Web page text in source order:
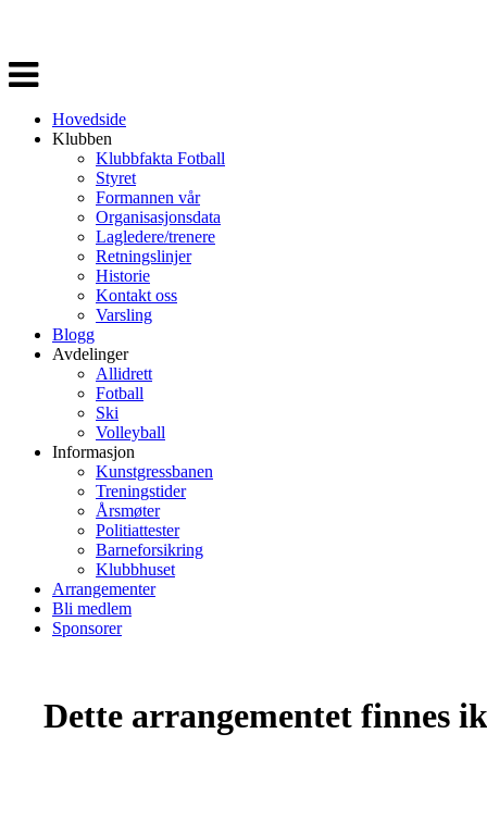
Veksle
navigasjon
Hovedside
Klubben
Klubbfakta Fotball
Styret
Formannen vår
Organisasjonsdata
Lagledere/trenere
Retningslinjer
Historie
Kontakt oss
Varsling
Blogg
Avdelinger
Allidrett
Fotball
Ski
Volleyball
Informasjon
Kunstgressbanen
Treningstider
Årsmøter
Politiattester
Barneforsikring
Klubbhuset
Arrangementer
Bli medlem
Sponsorer
Dette arrangementet finnes